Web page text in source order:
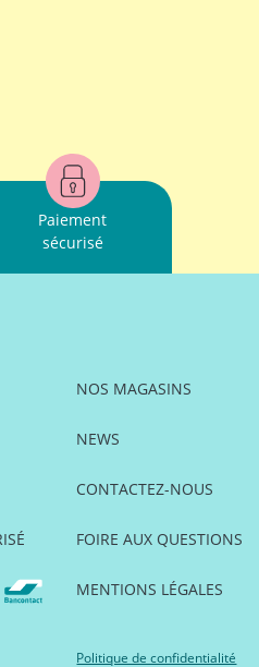
Paiement
sécurisé
NOS MAGASINS
NEWS
CONTACTEZ-NOUS
FOIRE AUX QUESTIONS
MENTIONS LÉGALES
Politique de confidentialité